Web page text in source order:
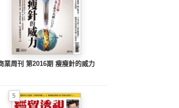
商業周刊 第2016期 瘦瘦針的威力
5